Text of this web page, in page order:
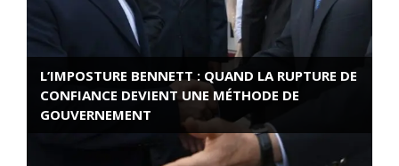
L’IMPOSTURE BENNETT : QUAND LA RUPTURE DE
CONFIANCE DEVIENT UNE MÉTHODE DE
GOUVERNEMENT